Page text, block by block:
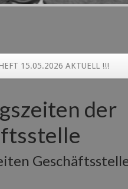
15.05.2026 AKTUELL !!!
der